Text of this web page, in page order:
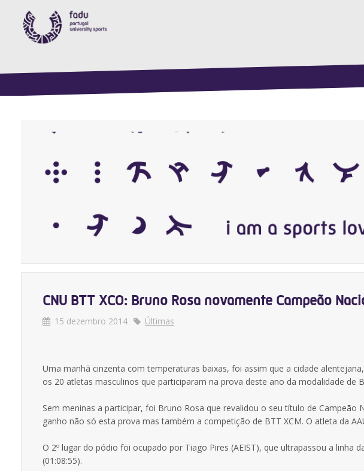
CNU BTT XCO: Bruno Rosa novamente Campeão
15 dezembro 2014 Últimas
Uma manhã cinzenta com temperaturas baixas, foi assim que a cidade
os 20 atletas masculinos que participaram na prova deste ano da modalidade de
Sem meninas a participar, foi Bruno Rosa que revalidou o seu título de
ganho não só esta prova mas também a competição de BTT XCM. O atleta da
O 2º lugar do pódio foi ocupado por Tiago Pires (AEIST), que ultrapassou a linha
(01:08:55).